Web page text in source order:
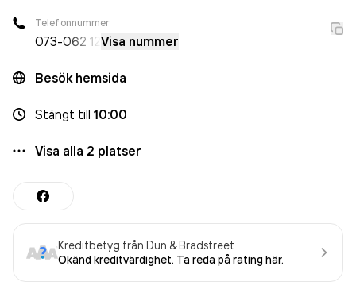
Telefonnummer
073-062 12 Visa nummer
Besök hemsida
Stängt till 10:00
Visa alla 2 platser
Kreditbetyg från Dun & Bradstreet
Okänd kreditvärdighet. Ta reda på rating här.